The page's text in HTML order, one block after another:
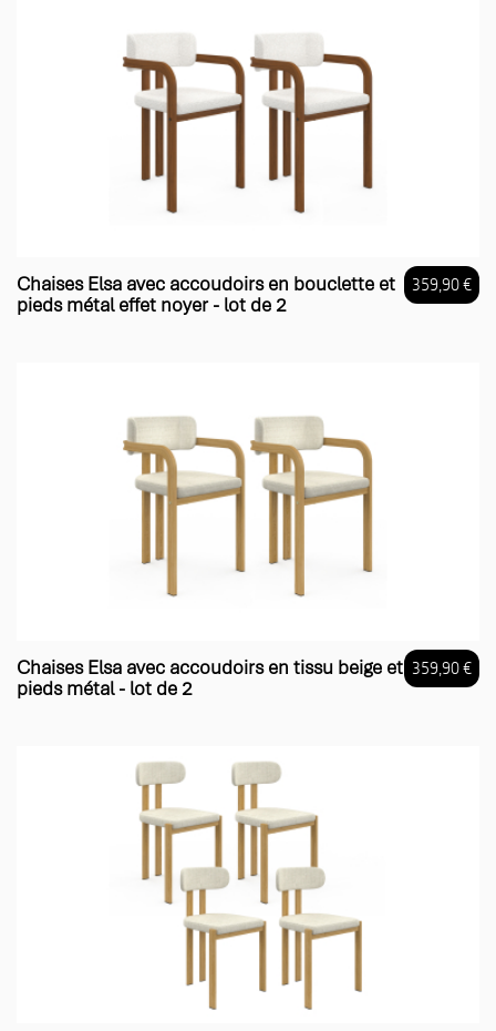
Chaises Elsa avec accoudoirs en bouclette et
pieds métal effet noyer - lot de 2
Prix
359,90 €
Chaises Elsa avec accoudoirs en tissu beige et
pieds métal - lot de 2
Prix
359,90 €